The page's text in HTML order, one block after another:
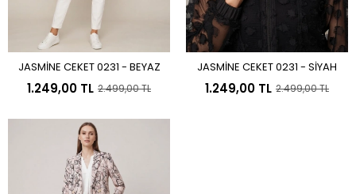
Sepete Ekle
JASMİNE CEKET 0231 - BEYAZ
1.249,00 TL 2.499,00 TL
Sepete Ekle
JASMİNE CEKET 0231 - SİYAH
1.249,00 TL 2.499,00 TL